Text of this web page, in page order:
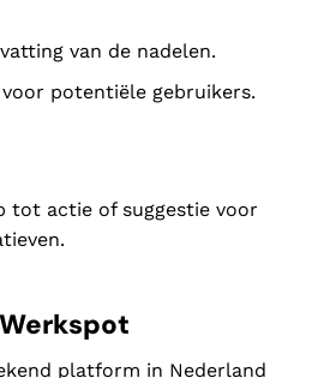
van de nadelen.
voor potentiële gebruikers.
tot actie of suggestie voor
platform in Nederland